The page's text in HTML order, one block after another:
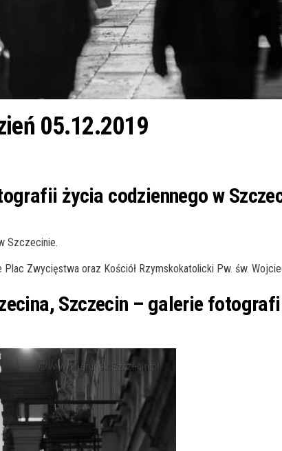
05.12.2019
życia codziennego w
Szczecinie.
Zwycięstwa oraz Kościół Rzymskokatolicki Pw. św.
Szczecin – galerie